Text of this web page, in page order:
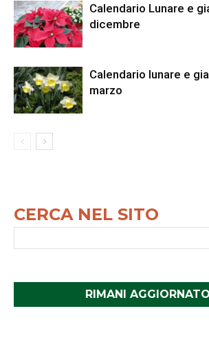
Calendario Lunare e
dicembre
Calendario lunare e
marzo
CERCA NEL SITO
RIMANI AGGIORNATO